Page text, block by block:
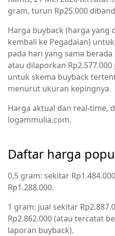
gram, turun Rp25.000
Harga buyback (harga yang
kembali ke Pegadaian)
pada hari yang sama berada
atau dilaporkan
untuk skema buyback
menurut ukuran kepingnya.
Harga aktual dan real-time,
logammulia.com.
Daftar harga
0,5 gram: sekitar
Rp1.288.000.
1 gram: jual sekitar
Rp2.862.000 (atau tercatat
laporan buyback).